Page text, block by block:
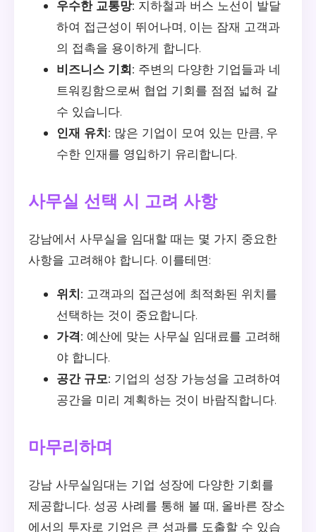
우수한 교통망: 지하철과 버스 노선이 발달
하여 접근성이 뛰어나며, 이는 잠재 고객과
의 접촉을 용이하게 합니다.
비즈니스 기회: 주변의 다양한 기업들과 네
트워킹함으로써 협업 기회를 점점 넓혀 갈
수 있습니다.
인재 유치: 많은 기업이 모여 있는 만큼, 우
수한 인재를 영입하기 유리합니다.
사무실 선택 시 고려 사항
강남에서 사무실을 임대할 때는 몇 가지 중요한
사항을 고려해야 합니다. 이를테면:
위치: 고객과의 접근성에 최적화된 위치를
선택하는 것이 중요합니다.
가격: 예산에 맞는 사무실 임대료를 고려해
야 합니다.
공간 규모: 기업의 성장 가능성을 고려하여
공간을 미리 계획하는 것이 바람직합니다.
마무리하며
강남 사무실임대는 기업 성장에 다양한 기회를
제공합니다. 성공 사례를 통해 볼 때, 올바른 장소
에서의 투자로 기업은 큰 성과를 도출할 수 있습